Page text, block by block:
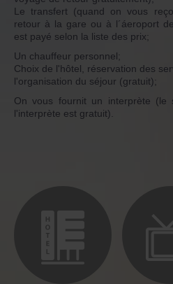
Le transfert (quand on vous
retour à la gare ou à l´áeroport
est payé selon la liste des prix;
Un chauffeur personnel;
Choix de l'hôtel, réservation des
l'organisation du séjour (gratuit);
On vous fournit un interprète (le
l'interprète est gratuit).